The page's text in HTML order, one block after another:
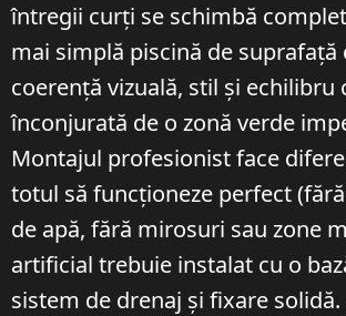
întregii curți se schimbă
mai simplă piscină de suprafață
coerență vizuală, stil și echilibru
înconjurată de o zonă verde
Montajul profesionist face
totul să funcționeze perfect
de apă, fără mirosuri sau zone
artificial trebuie instalat cu o
sistem de drenaj și fixare solidă.